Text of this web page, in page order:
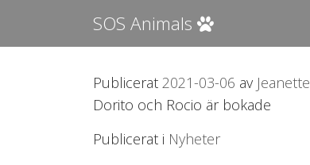
SOS Animals
Publicerat 2021-03-06 av Jeanette
Dorito och Rocio är bokade
Publicerat i Nyheter